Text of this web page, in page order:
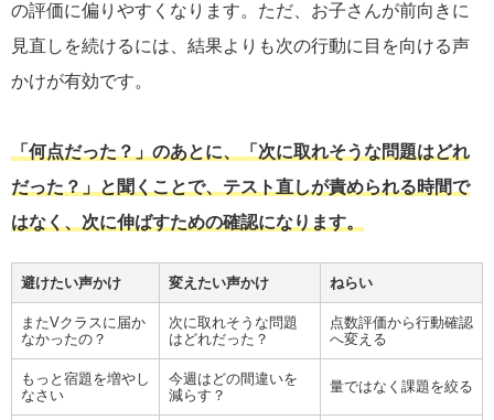
の評価に偏りやすくなります。ただ、お子さんが前向きに
見直しを続けるには、結果よりも次の行動に目を向ける声
かけが有効です。
「何点だった？」のあとに、「次に取れそうな問題はどれ
だった？」と聞くことで、テスト直しが責められる時間で
はなく、次に伸ばすための確認になります。
避けたい声かけ 変えたい声かけ ねらい
またVクラスに届か
なかったの？
次に取れそうな問題
はどれだった？
点数評価から行動確認
へ変える
もっと宿題を増やし
なさい
今週はどの間違いを
減らす？
量ではなく課題を絞る